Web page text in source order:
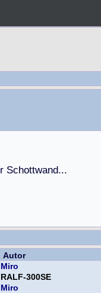
r Schottwand...
Autor
Miro
RALF-300SE
Miro